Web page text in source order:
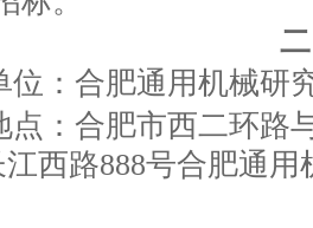
位 ： 合肥通用机械研
点：合肥市西二环路
江西路888号合肥通